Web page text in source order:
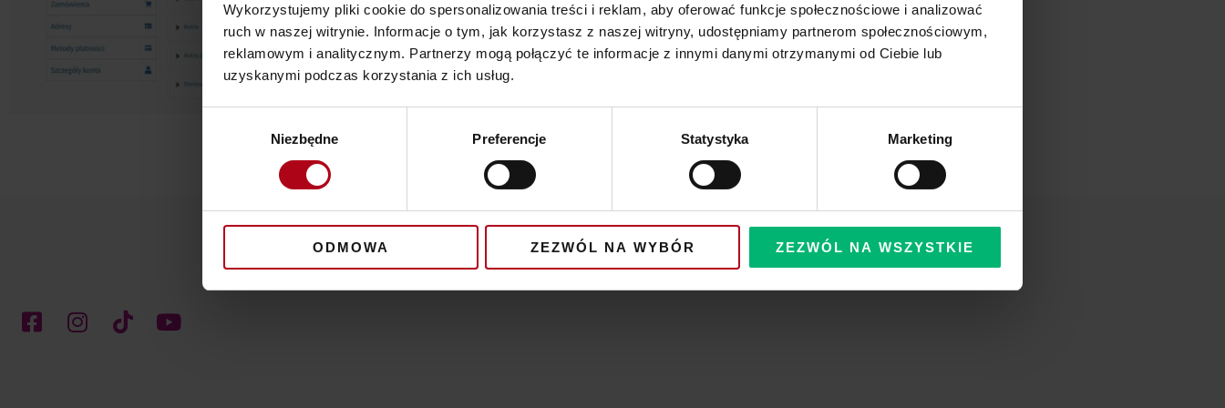
Wykorzystujemy pliki cookie do spersonalizowania treści i reklam, aby oferować funkcje społecznościowe i analizować
ruch w naszej witrynie. Informacje o tym, jak korzystasz z naszej witryny, udostępniamy partnerom społecznościowym,
reklamowym i analitycznym. Partnerzy mogą połączyć te informacje z innymi danymi otrzymanymi od Ciebie lub
uzyskanymi podczas korzystania z ich usług.
Niezbędne Preferencje Statystyka Marketing
ODMOWA ZEZWÓL NA WYBÓR ZEZWÓL NA WSZYSTKIE
Następna sekcja >>
Życzę Ci owocnych medytacji!
Zaobserwuj mnie na: